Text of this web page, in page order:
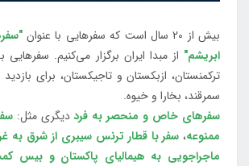
بیش از 20 سال است که سفرهایی با عنوان
ابریشم" از مبدا ایران برگزار می‌کنیم.
ترکمنستان، ازبکستان و تاجیکستان، برای
سمرقند، بخارا و خیوه.
سفرهای خاص و منحصر به فرددیگری مثل:
ممنوعه، سفر با قطار ترنس سیبری از شرق به
ماجراجویی به هیمالیای پاکستان و بیس